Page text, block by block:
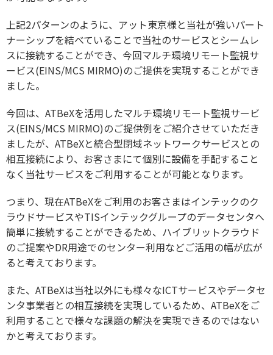
上記2パターンのように、アット東京様と当社が強いパート
ナーシップを結べていることで当社のサービスとシームレ
スに接続することができ、今回マルチ環境リモート監視サ
ービス(EINS/MCS MIRMO)のご提供を実現することができ
ました。
今回は、ATBeXを活用したマルチ環境リモート監視サービ
ス(EINS/MCS MIRMO)のご提供例をご紹介させていただき
ましたが、ATBeXと統合型閉域ネットワークサービスとの
相互接続により、お客さまにて個別に設備を手配すること
なく当社サービスをご利用することが可能となります。
つまり、現在ATBeXをご利用のお客さまはインテックのク
ラウドサービスやTISインテックグループのデータセンタへ
簡単に接続することができるため、ハイブリットクラウド
のご提案やDR用途でのセンター利用などご活用の幅が広が
ると考えております。
また、ATBeXは当社以外にも様々なICTサービスやデータセ
ンタ事業者との相互接続を実現しているため、ATBeXをご
利用することで様々な課題の解決を実現できるのではない
かと考えております。